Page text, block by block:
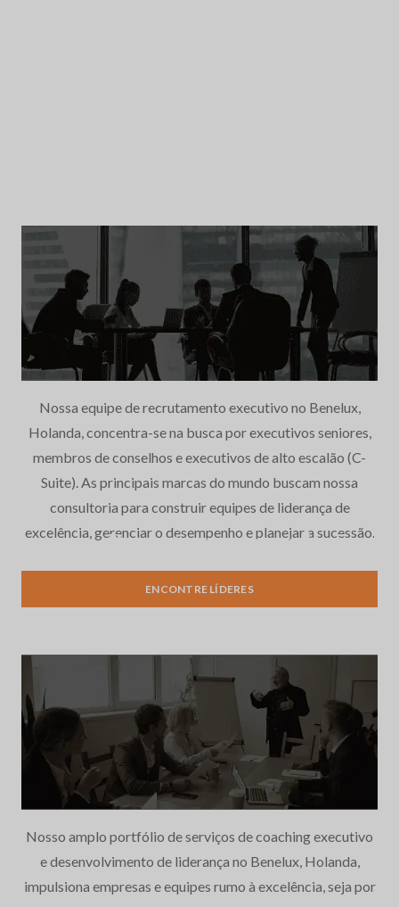
Recrutamento e seleção de
executivos
Nossa equipe de recrutamento executivo no Benelux,
Holanda, concentra-se na busca por executivos seniores,
membros de conselhos e executivos de alto escalão (C-
Suite). As principais marcas do mundo buscam nossa
consultoria para construir equipes de liderança de
excelência, gerenciar o desempenho e planejar a sucessão.
ENCONTRE LÍDERES
Nosso amplo portfólio de serviços de coaching executivo
e desenvolvimento de liderança no Benelux, Holanda,
impulsiona empresas e equipes rumo à excelência, seja por